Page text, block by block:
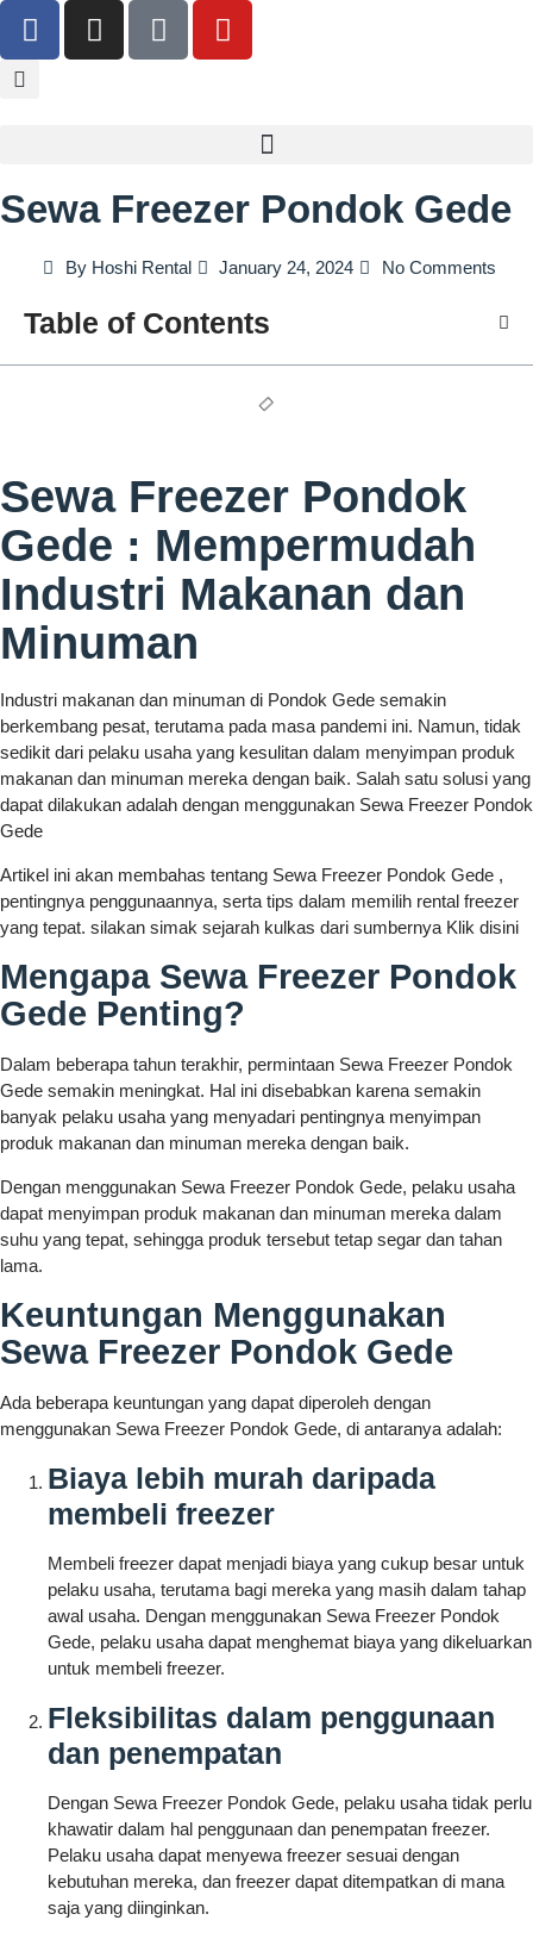
Sewa Freezer Pondok Gede
ByHoshi Rental January 24, 2024 No Comments
Table of Contents
Sewa Freezer Pondok
Gede : Mempermudah
Industri Makanan dan
Minuman
Industri makanan dan minuman di Pondok Gede semakin
berkembang pesat, terutama pada masa pandemi ini. Namun, tidak
sedikit dari pelaku usaha yang kesulitan dalam menyimpan produk
makanan dan minuman mereka dengan baik. Salah satu solusi yang
dapat dilakukan adalah dengan menggunakan Sewa Freezer Pondok
Gede
Artikel ini akan membahas tentang Sewa Freezer Pondok Gede ,
pentingnya penggunaannya, serta tips dalam memilih rental freezer
yang tepat. silakan simak sejarah kulkas dari sumbernya Klik disini
Mengapa Sewa Freezer Pondok
Gede Penting?
Dalam beberapa tahun terakhir, permintaan Sewa Freezer Pondok
Gede semakin meningkat. Hal ini disebabkan karena semakin
banyak pelaku usaha yang menyadari pentingnya menyimpan
produk makanan dan minuman mereka dengan baik.
Dengan menggunakan Sewa Freezer Pondok Gede, pelaku usaha
dapat menyimpan produk makanan dan minuman mereka dalam
suhu yang tepat, sehingga produk tersebut tetap segar dan tahan
lama.
Keuntungan Menggunakan
Sewa Freezer Pondok Gede
Ada beberapa keuntungan yang dapat diperoleh dengan
menggunakan Sewa Freezer Pondok Gede, di antaranya adalah:
Biaya lebih murah daripada
membeli freezer
Membeli freezer dapat menjadi biaya yang cukup besar untuk
pelaku usaha, terutama bagi mereka yang masih dalam tahap
awal usaha. Dengan menggunakan Sewa Freezer Pondok
Gede, pelaku usaha dapat menghemat biaya yang dikeluarkan
untuk membeli freezer.
Fleksibilitas dalam penggunaan
dan penempatan
Dengan Sewa Freezer Pondok Gede, pelaku usaha tidak perlu
khawatir dalam hal penggunaan dan penempatan freezer.
Pelaku usaha dapat menyewa freezer sesuai dengan
kebutuhan mereka, dan freezer dapat ditempatkan di mana
saja yang diinginkan.